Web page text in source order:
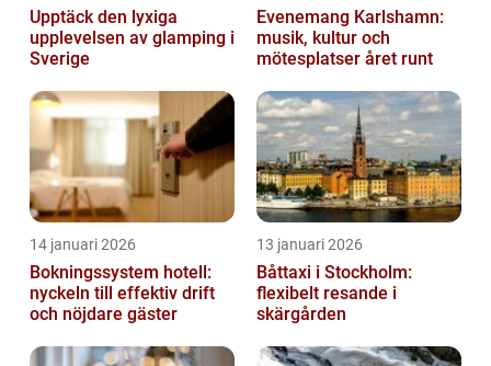
Upptäck den lyxiga
upplevelsen av glamping i
Sverige
Evenemang Karlshamn:
musik, kultur och
mötesplatser året runt
14 januari 2026
Bokningssystem hotell:
nyckeln till effektiv drift
och nöjdare gäster
13 januari 2026
Båttaxi i Stockholm:
flexibelt resande i
skärgården